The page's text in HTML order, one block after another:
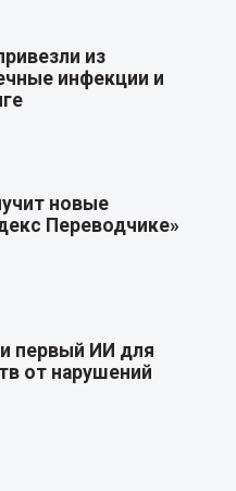
из
инфекции и
новые
Переводчике»
первый ИИ для
от нарушений